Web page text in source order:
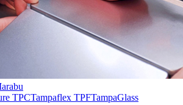
TPCTampaflex TPFTampaGlass